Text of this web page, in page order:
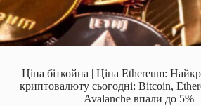
Ціна біткойна | Ціна Ethereum:
криптовалюту сьогодні: Bitcoin,
Avalanche впали до 5%